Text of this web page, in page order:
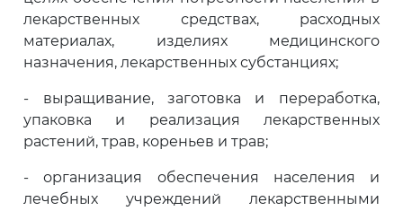
лекарственных средствах, расходных
материалах, изделиях медицинского
назначения, лекарственных субстанциях;
- выращивание, заготовка и переработка,
упаковка и реализация лекарственных
растений, трав, кореньев и трав;
- организация обеспечения населения и
лечебных учреждений лекарственными